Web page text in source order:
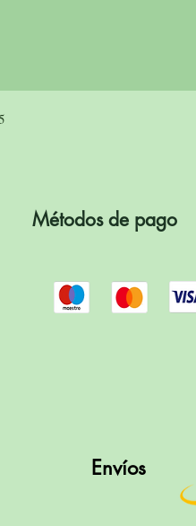
Métodos de pago
Envíos